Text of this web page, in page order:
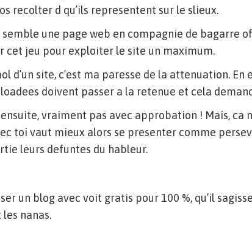
recolter d qu’ils representent sur le slieux.
une page web en compagnie de bagarre
cet jeu pour exploiter le site un maximum.
d’un site, c’est ma paresse de la attenuation. En
doivent passer a la retenue et cela
vraiment pas avec approbation ! Mais, ca
toi vaut mieux alors se presenter comme
leurs defuntes du hableur.
un blog avec voit gratis pour 100 %, qu’il
nanas.